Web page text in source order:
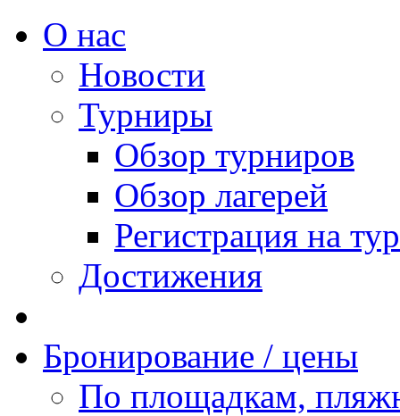
О нас
Новости
Турниры
Обзор турниров
Обзор лагерей
Регистрация на
Достижения
Бронирование / цены
По площадкам,